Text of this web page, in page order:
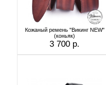
Кожаный ремень "Викинг NEW"
(коньяк)
3 700 р.